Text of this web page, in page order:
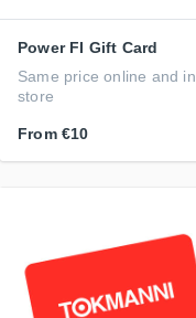
Power FI Gift Card
Same price online and in
store
From €10